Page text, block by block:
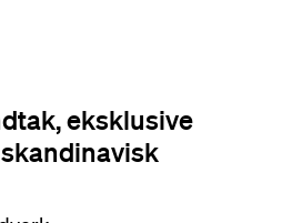
eksklusive